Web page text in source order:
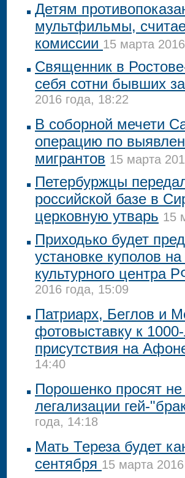
Детям
мультфильмы,
комиссии 15 марта
Священник в
себя сотни бывших
2016 года, 18:22
В соборной мечети
операцию по
мигрантов 15 марта
Петербуржцы
российской базе в
церковную утварь 15
Приходько будет
установке куполов
культурного центра
2016 года, 15:09
Патриарх, Беглов и
фотовыставку к
присутствия на
14:40
Порошенко просят не
легализации гей-
года, 14:18
Мать Тереза будет
сентября 15 марта